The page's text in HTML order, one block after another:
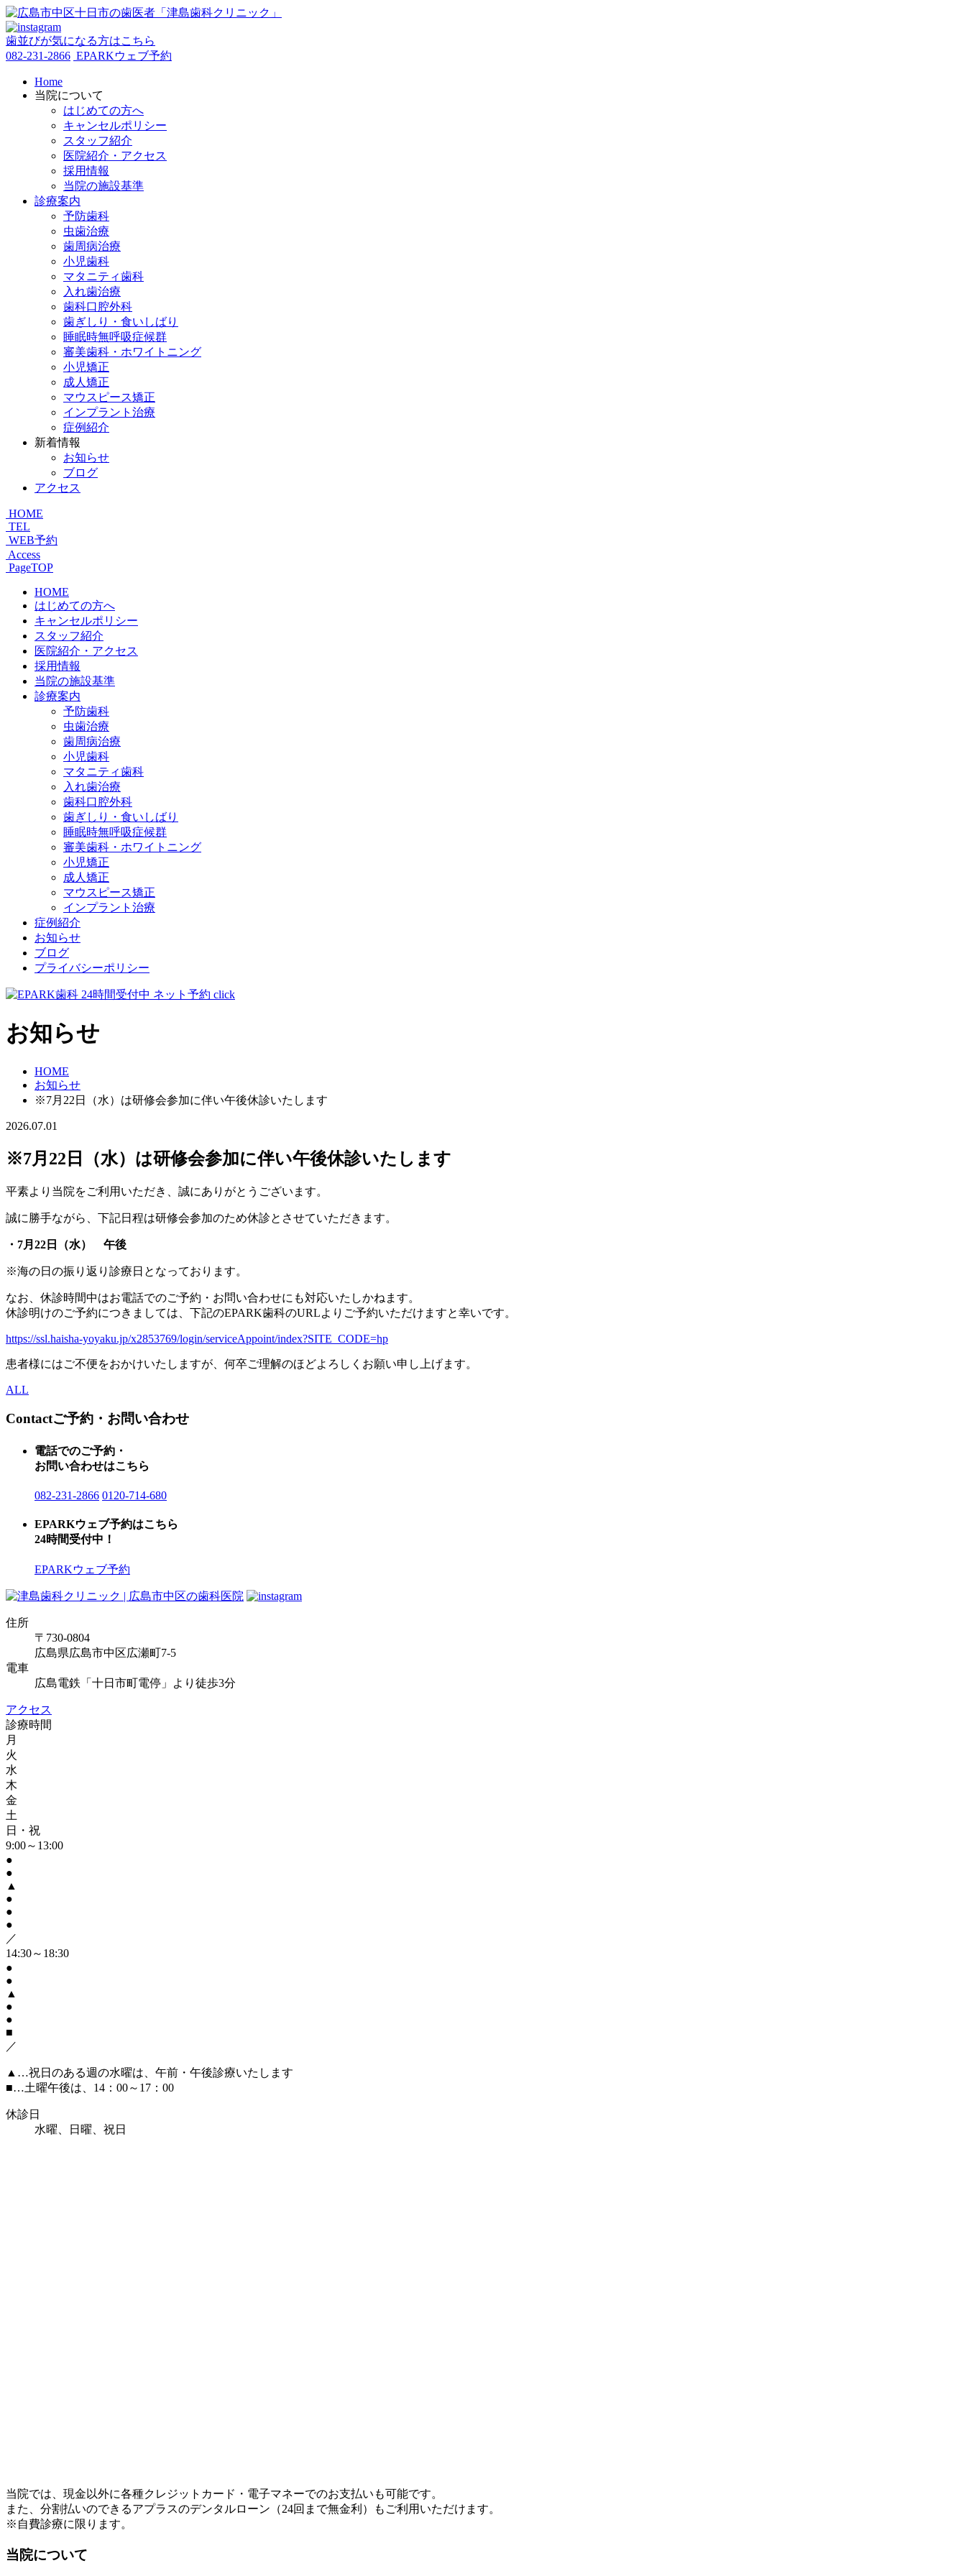
歯並びが気になる方はこちら
082-231-2866 EPARKウェブ予約
Home
当院について
はじめての方へ
キャンセルポリシー
スタッフ紹介
医院紹介・アクセス
採用情報
当院の施設基準
診療案内
予防歯科
虫歯治療
歯周病治療
小児歯科
マタニティ歯科
入れ歯治療
歯科口腔外科
歯ぎしり・食いしばり
睡眠時無呼吸症候群
審美歯科・ホワイトニング
小児矯正
成人矯正
マウスピース矯正
インプラント治療
症例紹介
新着情報
お知らせ
ブログ
アクセス
HOME
TEL
WEB予約
Access
PageTOP
HOME
はじめての方へ
キャンセルポリシー
スタッフ紹介
医院紹介・アクセス
採用情報
当院の施設基準
診療案内
予防歯科
虫歯治療
歯周病治療
小児歯科
マタニティ歯科
入れ歯治療
歯科口腔外科
歯ぎしり・食いしばり
睡眠時無呼吸症候群
審美歯科・ホワイトニング
小児矯正
成人矯正
マウスピース矯正
インプラント治療
症例紹介
お知らせ
ブログ
プライバシーポリシー
お知らせ
HOME
お知らせ
※7月22日（水）は研修会参加に伴い午後休診いたします
2026.07.01
※7月22日（水）は研修会参加に伴い午後休診いたします
平素より当院をご利用いただき、誠にありがとうございます。
誠に勝手ながら、下記日程は研修会参加のため休診とさせていただきます。
・7月22日（水） 午後
※海の日の振り返り診療日となっております。
なお、休診時間中はお電話でのご予約・お問い合わせにも対応いたしかねます。
休診明けのご予約につきましては、下記のEPARK歯科のURLよりご予約いただけますと幸いです。
https://ssl.haisha-yoyaku.jp/x2853769/login/serviceAppoint/index?SITE_CODE=hp
患者様にはご不便をおかけいたしますが、何卒ご理解のほどよろしくお願い申し上げます。
ALL
Contactご予約・お問い合わせ
電話でのご予約・
お問い合わせはこちら
082-231-2866 0120-714-680
EPARKウェブ予約はこちら
24時間受付中！
EPARKウェブ予約
住所
〒730-0804
広島県広島市中区広瀬町7-5
電車
広島電鉄「十日市町電停」より徒歩3分
アクセス
診療時間
月
火
水
木
金
土
日・祝
9:00～13:00
●
●
▲
●
●
●
／
14:30～18:30
●
●
▲
●
●
■
／
▲ …祝日のある週の水曜は、午前・午後診療いたします
■…土曜午後は、14：00～17：00
休診日
水曜、日曜、祝日
当院では、現金以外に各種クレジットカード・電子マネーでのお支払いも可能です。
また、分割払いのできるアプラスのデンタルローン（24回まで無金利）もご利用いただけます。
※自費診療に限ります。
当院について